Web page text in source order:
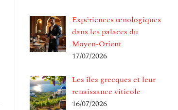
Expériences œnologiques
dans les palaces du
Moyen-Orient
17/07/2026
Les îles grecques et leur
renaissance viticole
16/07/2026